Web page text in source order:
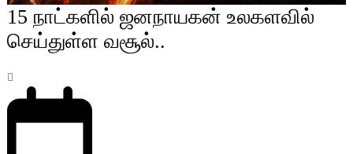
15 நாட்களில் ஜனநாயகன் உலகளவில்
செய்துள்ள வசூல்..